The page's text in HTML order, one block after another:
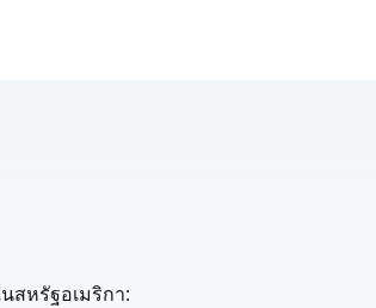
สหรัฐอเมริกา: